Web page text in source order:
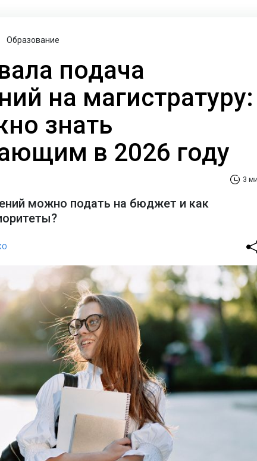
Образование
подача
на магистратуру:
знать
в 2026 году
3
можно подать на бюджет и как